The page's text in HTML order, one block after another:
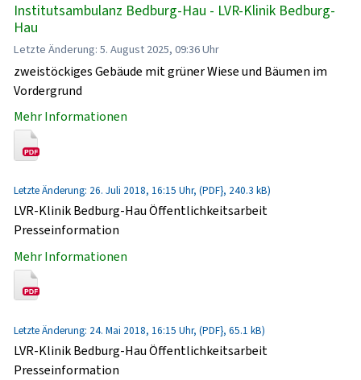
Institutsambulanz Bedburg-Hau - LVR-Klinik Bedburg-
Hau
Letzte Änderung: 5. August 2025, 09:36 Uhr
zweistöckiges Gebäude mit grüner Wiese und Bäumen im
Vordergrund
Mehr Informationen
Letzte Änderung: 26. Juli 2018, 16:15 Uhr, (PDF}, 240.3 kB)
LVR-Klinik Bedburg-Hau Öffentlichkeitsarbeit
Presseinformation
Mehr Informationen
Letzte Änderung: 24. Mai 2018, 16:15 Uhr, (PDF}, 65.1 kB)
LVR-Klinik Bedburg-Hau Öffentlichkeitsarbeit
Presseinformation